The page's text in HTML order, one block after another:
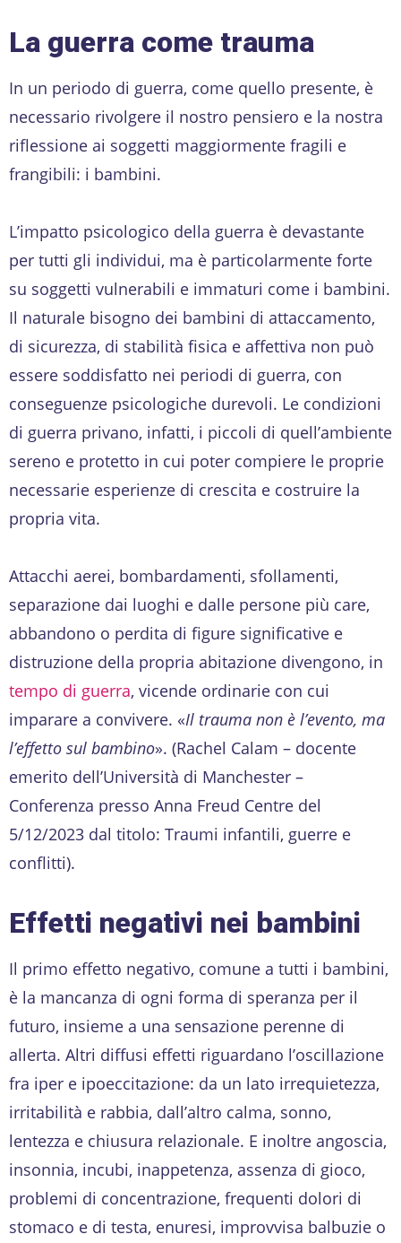
La guerra come trauma
In un periodo di guerra, come quello presente, è
necessario rivolgere il nostro pensiero e la nostra
riflessione ai soggetti maggiormente fragili e
frangibili: i bambini.
L’impatto psicologico della guerra è devastante
per tutti gli individui, ma è particolarmente forte
su soggetti vulnerabili e immaturi come i bambini.
Il naturale bisogno dei bambini di attaccamento,
di sicurezza, di stabilità fisica e affettiva non può
essere soddisfatto nei periodi di guerra, con
conseguenze psicologiche durevoli. Le condizioni
di guerra privano, infatti, i piccoli di quell’ambiente
sereno e protetto in cui poter compiere le proprie
necessarie esperienze di crescita e costruire la
propria vita.
Attacchi aerei, bombardamenti, sfollamenti,
separazione dai luoghi e dalle persone più care,
abbandono o perdita di figure significative e
distruzione della propria abitazione divengono, in
tempo di guerra, vicende ordinarie con cui
imparare a convivere. «Il trauma non è l’evento, ma
l’effetto sul bambino». (Rachel Calam – docente
emerito dell’Università di Manchester –
Conferenza presso Anna Freud Centre del
5/12/2023 dal titolo: Traumi infantili, guerre e
conflitti).
Effetti negativi nei bambini
Il primo effetto negativo, comune a tutti i bambini,
è la mancanza di ogni forma di speranza per il
futuro, insieme a una sensazione perenne di
allerta. Altri diffusi effetti riguardano l’oscillazione
fra iper e ipoeccitazione: da un lato irrequietezza,
irritabilità e rabbia, dall’altro calma, sonno,
lentezza e chiusura relazionale. E inoltre angoscia,
insonnia, incubi, inappetenza, assenza di gioco,
problemi di concentrazione, frequenti dolori di
stomaco e di testa, enuresi, improvvisa balbuzie o